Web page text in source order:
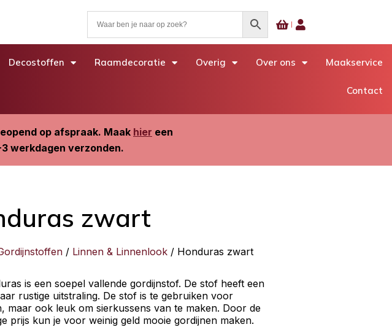
Decostoffen Raamdecoratie Overig Over ons Maakservice
Contact
op afspraak. Maak hier een
werkdagen verzonden.
zwart
/ Linnen & Linnenlook / Honduras zwart
is een soepel vallende gordijnstof. De stof heeft een
rustige uitstraling. De stof is te gebruiken voor
maar ook leuk om sierkussens van te maken. Door de
prijs kun je voor weinig geld mooie gordijnen maken.